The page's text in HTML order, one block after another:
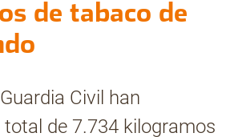
de tabaco de
Civil han
de 7.734 kilogramos